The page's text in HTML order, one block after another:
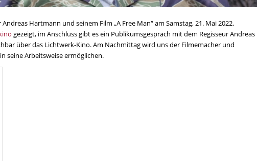
Hartmann und seinem Film „A Free Man“ am Samstag, 21. Mai 2022.
gezeigt, im Anschluss gibt es ein Publikumsgespräch mit dem Regisseur Andreas
über das Lichtwerk-Kino. Am Nachmittag wird uns der Filmemacher und
seine Arbeitsweise ermöglichen.